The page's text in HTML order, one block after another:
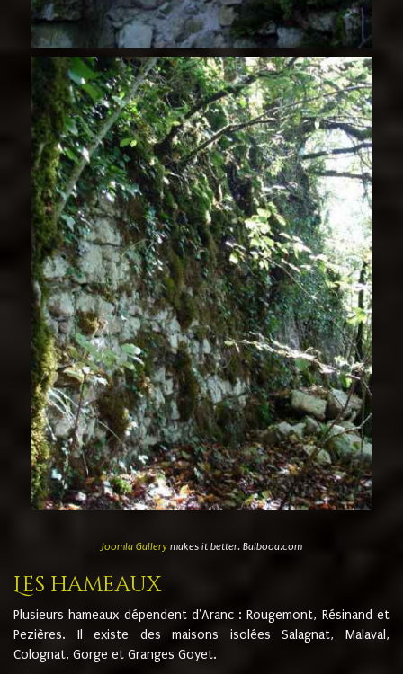
Joomla Gallerymakes it better. Balbooa.com
Les hameaux
Plusieurs hameaux dépendent d'Aranc : Rougemont, Résinand et
Pezières. Il existe des maisons isolées Salagnat, Malaval,
Colognat, Gorge et Granges Goyet.